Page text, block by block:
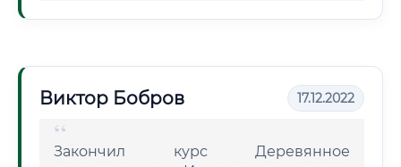
Виктор Бобров 17.12.2022
Закончил курс Деревянное